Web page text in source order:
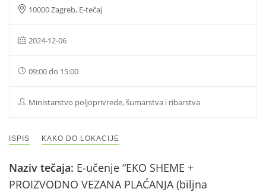
10000 Zagreb, E-tečaj
2024-12-06
09:00 do 15:00
Ministarstvo poljoprivrede, šumarstva i ribarstva
ISPIS KAKO DO LOKACIJE
Naziv tečaja: E-učenje “EKO SHEME +
PROIZVODNO VEZANA PLAĆANJA (biljna